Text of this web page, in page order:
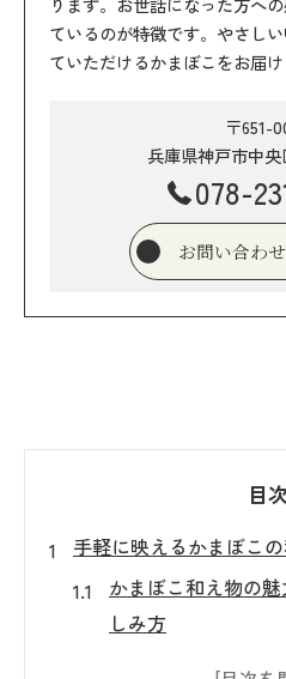
ているのが特徴です。やさし
ていただけるかまぼこをお届け
〒651-
兵庫県神戸市中
078-
お問い合わ
目
手軽に映えるかまぼこ
かまぼこ和え物の
しみ方
きゅうりやキャベ